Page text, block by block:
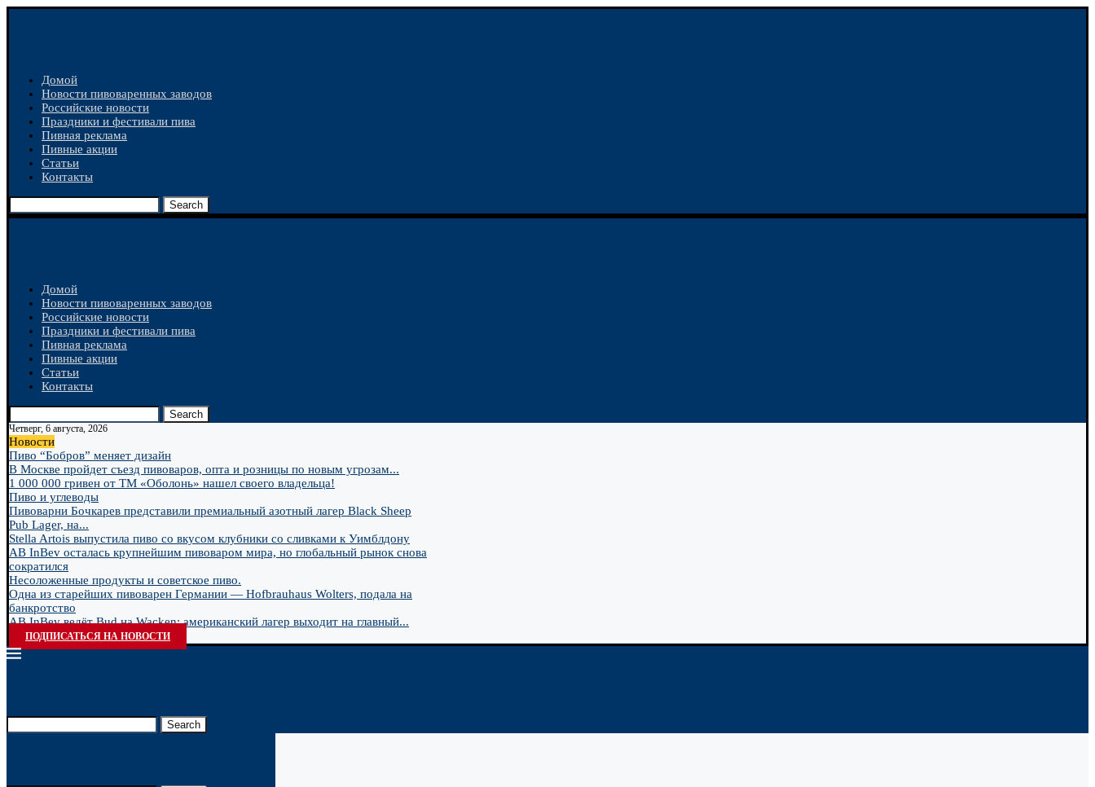
Домой
Новости пивоваренных заводов
Российские новости
Праздники и фестивали пива
Пивная реклама
Пивные акции
Статьи
Контакты
Search
Домой
Новости пивоваренных заводов
Российские новости
Праздники и фестивали пива
Пивная реклама
Пивные акции
Статьи
Контакты
Search
Четверг, 6 августа, 2026
Новости
Пиво “Бобров” меняет дизайн
В Москве пройдет съезд пивоваров, опта и розницы по новым угрозам...
1 000 000 гривен от ТМ «Оболонь» нашел своего владельца!
Пиво и углеводы
Пивоварни Бочкарев представили премиальный азотный лагер Black Sheep
Pub Lager, на...
Stella Artois выпустила пиво со вкусом клубники со сливками к Уимблдону
AB InBev осталась крупнейшим пивоваром мира, но глобальный рынок снова
сократился
Несоложенные продукты и советское пиво.
Одна из старейших пивоварен Германии — Hofbrauhaus Wolters, подала на
банкротство
AB InBev ведёт Bud на Wacken: американский лагер выходит на главный...
ПОДПИСАТЬСЯ НА НОВОСТИ
Search